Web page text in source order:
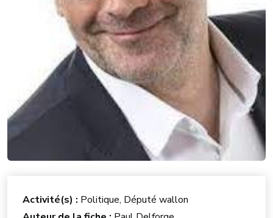
Activité(s) : Politique, Député wallon